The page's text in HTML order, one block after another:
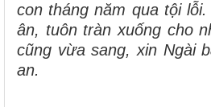
con tháng năm qua tội lỗi.
ân, tuôn tràn xuống cho
cũng vừa sang, xin Ngài
an.